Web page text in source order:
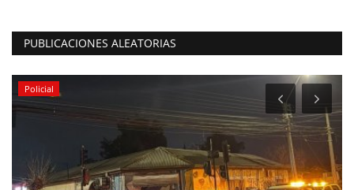
PUBLICACIONES ALEATORIAS
Policial